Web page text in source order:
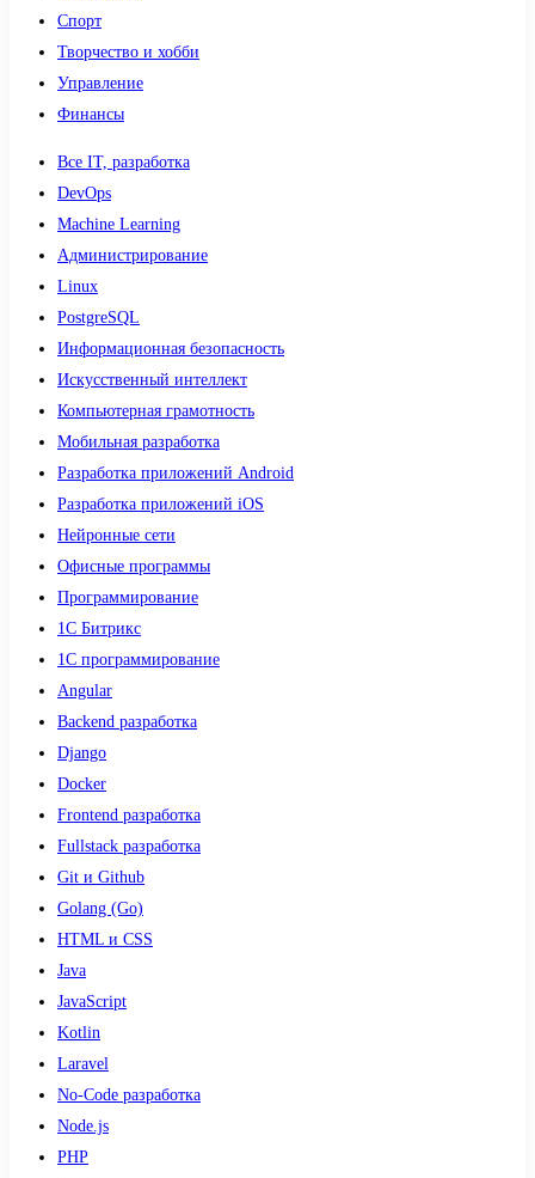
Спорт
Творчество и хобби
Управление
Финансы
Все IT, разработка
DevOps
Machine Learning
Администрирование
Linux
PostgreSQL
Информационная безопасность
Искусственный интеллект
Компьютерная грамотность
Мобильная разработка
Разработка приложений Android
Разработка приложений iOS
Нейронные сети
Офисные программы
Программирование
1С Битрикс
1С программирование
Angular
Backend разработка
Django
Docker
Frontend разработка
Fullstack разработка
Git и Github
Golang (Go)
HTML и CSS
Java
JavaScript
Kotlin
Laravel
No-Code разработка
Node.js
PHP